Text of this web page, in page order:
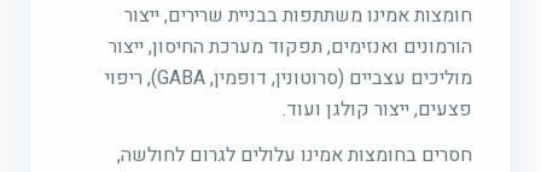
חומצות אמינו משתתפות בבניית שרירים, ייצור
הורמונים ואנזימים, תפקוד מערכת החיסון, ייצור
מוליכים עצביים (סרוטונין, דופמין, GABA), ריפוי
פצעים, ייצור קולגן ועוד.
חסרים בחומצות אמינו עלולים לגרום לחולשה,